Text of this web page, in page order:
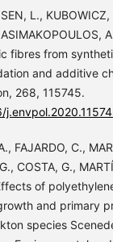
L.,
fibres from
and additive
268, 115745.
FAJARDO, C.,
COSTA, G.,
of
and primary
species